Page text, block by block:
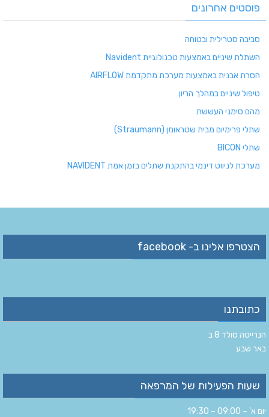
פוסטים אחרונים
סביבה סטרילית ובטוחה
השתלת שיניים באמצעות טכנולוגיית Navident
הסרת אבנית באמצעות מערכת מתקדמת AIRFLOW
טיפול שיניים במהלך הריון
מהם סימני העששת
שתלי פרימיום מבית שטראומן (Straumann)
שתלי BICON
מערכת לניווט דינמי בהתקנת שתלים בזמן אמת NAVIDENT
הצטרפו אלינו ב- facebook
כתובתנו
הנרייטה סולד 8 ב‏
‏באר שבע‏
שעות הפעילות של המרפאה
יום א' – 09:00 – 19:30